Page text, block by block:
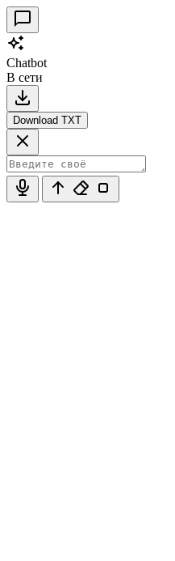
Chatbot
В сети
Download TXT